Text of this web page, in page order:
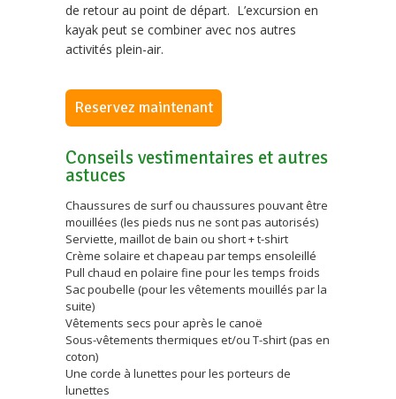
de retour au point de départ. L’excursion en
kayak peut se combiner avec nos autres
activités plein-air.
Reservez maintenant
Conseils vestimentaires et autres
astuces
Chaussures de surf ou chaussures pouvant être
mouillées (les pieds nus ne sont pas autorisés)
Serviette, maillot de bain ou short + t-shirt
Crème solaire et chapeau par temps ensoleillé
Pull chaud en polaire fine pour les temps froids
Sac poubelle (pour les vêtements mouillés par la
suite)
Vêtements secs pour après le canoë
Sous-vêtements thermiques et/ou T-shirt (pas en
coton)
Une corde à lunettes pour les porteurs de
lunettes